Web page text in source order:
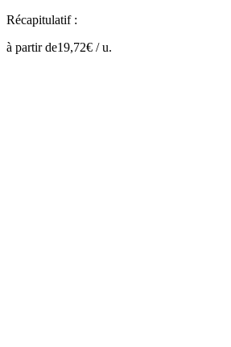
Récapitulatif :
à partir de19,72€ /u.